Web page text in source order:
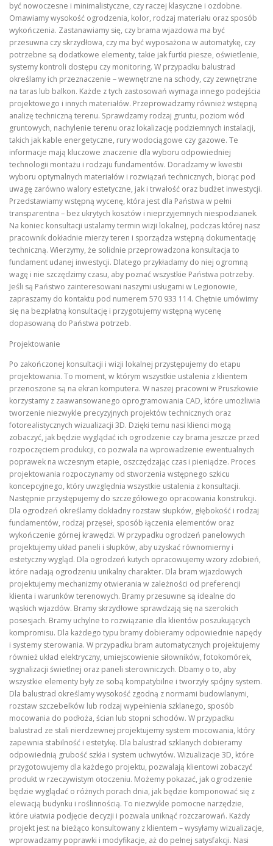
być nowoczesne i minimalistyczne, czy raczej klasyczne i ozdobne.
Omawiamy wysokość ogrodzenia, kolor, rodzaj materiału oraz sposób
wykończenia. Zastanawiamy się, czy brama wjazdowa ma być
przesuwna czy skrzydłowa, czy ma być wyposażona w automatykę, czy
potrzebne są dodatkowe elementy, takie jak furtki piesze, oświetlenie,
systemy kontroli dostępu czy monitoring. W przypadku balustrad
określamy ich przeznaczenie – wewnętrzne na schody, czy zewnętrzne
na taras lub balkon. Każde z tych zastosowań wymaga innego podejścia
projektowego i innych materiałów. Przeprowadzamy również wstępną
analizę techniczną terenu. Sprawdzamy rodzaj gruntu, poziom wód
gruntowych, nachylenie terenu oraz lokalizację podziemnych instalacji,
takich jak kable energetyczne, rury wodociągowe czy gazowe. Te
informacje mają kluczowe znaczenie dla wyboru odpowiedniej
technologii montażu i rodzaju fundamentów. Doradzamy w kwestii
wyboru optymalnych materiałów i rozwiązań technicznych, biorąc pod
uwagę zarówno walory estetyczne, jak i trwałość oraz budżet inwestycji.
Przedstawiamy wstępną wycenę, która jest dla Państwa w pełni
transparentna – bez ukrytych kosztów i nieprzyjemnych niespodzianek.
Na koniec konsultacji ustalamy termin wizji lokalnej, podczas której nasz
pracownik dokładnie mierzy teren i sporządza wstępną dokumentację
techniczną. Wierzymy, że solidnie przeprowadzona konsultacja to
fundament udanej inwestycji. Dlatego przykładamy do niej ogromną
wagę i nie szczędzimy czasu, aby poznać wszystkie Państwa potrzeby.
Jeśli są Państwo zainteresowani naszymi usługami w Legionowie,
zapraszamy do kontaktu pod numerem 570 933 114. Chętnie umówimy
się na bezpłatną konsultację i przygotujemy wstępną wycenę
dopasowaną do Państwa potrzeb.
Projektowanie
Po zakończonej konsultacji i wizji lokalnej przystępujemy do etapu
projektowania. To moment, w którym wszystkie ustalenia z klientem
przenoszone są na ekran komputera. W naszej pracowni w Pruszkowie
korzystamy z zaawansowanego oprogramowania CAD, które umożliwia
tworzenie niezwykle precyzyjnych projektów technicznych oraz
fotorealistycznych wizualizacji 3D. Dzięki temu nasi klienci mogą
zobaczyć, jak będzie wyglądać ich ogrodzenie czy brama jeszcze przed
rozpoczęciem produkcji, co pozwala na wprowadzenie ewentualnych
poprawek na wczesnym etapie, oszczędzając czas i pieniądze. Proces
projektowania rozpoczynamy od stworzenia wstępnego szkicu
koncepcyjnego, który uwzględnia wszystkie ustalenia z konsultacji.
Następnie przystępujemy do szczegółowego opracowania konstrukcji.
Dla ogrodzeń określamy dokładny rozstaw słupków, głębokość i rodzaj
fundamentów, rodzaj przęseł, sposób łączenia elementów oraz
wykończenie górnej krawędzi. W przypadku ogrodzeń panelowych
projektujemy układ paneli i słupków, aby uzyskać równomierny i
estetyczny wygląd. Dla ogrodzeń kutych opracowujemy wzory zdobień,
które nadają ogrodzeniu unikalny charakter. Dla bram wjazdowych
projektujemy mechanizmy otwierania w zależności od preferencji
klienta i warunków terenowych. Bramy przesuwne są idealne do
wąskich wjazdów. Bramy skrzydłowe sprawdzają się na szerokich
posesjach. Bramy uchylne to rozwiązanie dla klientów poszukujących
kompromisu. Dla każdego typu bramy dobieramy odpowiednie napędy
i systemy sterowania. W przypadku bram automatycznych projektujemy
również układ elektryczny, umiejscowienie siłowników, fotokomórek,
sygnalizacji świetlnej oraz paneli sterowniczych. Dbamy o to, aby
wszystkie elementy były ze sobą kompatybilne i tworzyły spójny system.
Dla balustrad określamy wysokość zgodną z normami budowlanymi,
rozstaw szczebelków lub rodzaj wypełnienia szklanego, sposób
mocowania do podłoża, ścian lub stopni schodów. W przypadku
balustrad ze stali nierdzewnej projektujemy system mocowania, który
zapewnia stabilność i estetykę. Dla balustrad szklanych dobieramy
odpowiednią grubość szkła i system uchwytów. Wizualizacje 3D, które
przygotowujemy dla każdego projektu, pozwalają klientowi zobaczyć
produkt w rzeczywistym otoczeniu. Możemy pokazać, jak ogrodzenie
będzie wyglądać o różnych porach dnia, jak będzie komponować się z
elewacją budynku i roślinnością. To niezwykle pomocne narzędzie,
które ułatwia podjęcie decyzji i pozwala uniknąć rozczarowań. Każdy
projekt jest na bieżąco konsultowany z klientem – wysyłamy wizualizacje,
wprowadzamy poprawki i modyfikacje, aż do pełnej satysfakcji. Nasi